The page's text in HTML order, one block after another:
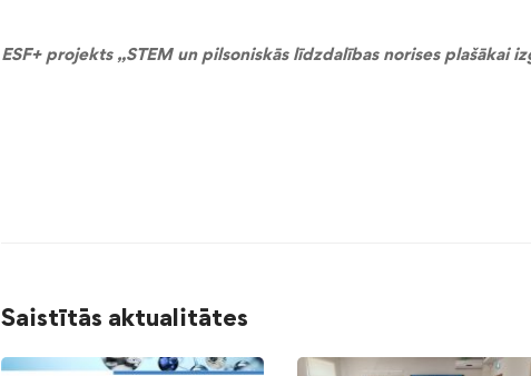
ESF+ projekts „STEM un pilsoniskās līdzdalības norises plašākai
Saistītās aktualitātes